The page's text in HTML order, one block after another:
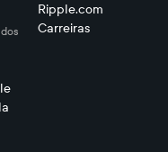
Ripple.com
Carreiras